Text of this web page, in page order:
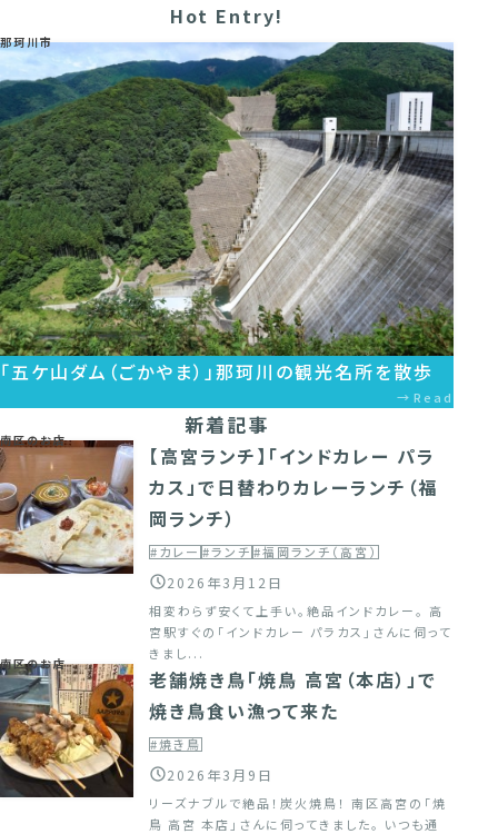
Hot Entry!
那珂川市
「五ケ山ダム（ごかやま）」那珂川の観光名所を散歩
Read
新着記事
南区のお店
【高宮ランチ】「インドカレー パラ
カス」で日替わりカレーランチ（福
岡ランチ）
#カレー#ランチ#福岡ランチ（高宮）
2026年3月12日
相変わらず安くて上手い。絶品インドカレー。 高
宮駅すぐの「インドカレー パラカス」さんに伺って
きまし...
南区のお店
老舗焼き鳥「焼鳥 高宮（本店）」で
焼き鳥食い漁って来た
#焼き鳥
2026年3月9日
リーズナブルで絶品！炭火焼鳥！ 南区高宮の「焼
鳥 高宮 本店」さんに伺ってきました。 いつも通